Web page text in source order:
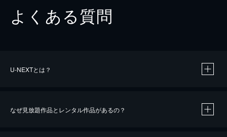
よくある質問
U-NEXTとは？
なぜ見放題作品とレンタル作品があるの？